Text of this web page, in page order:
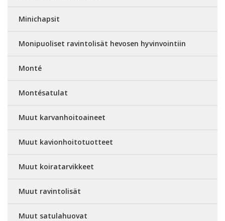
Minichapsit
Monipuoliset ravintolisät hevosen hyvinvointiin
Monté
Montésatulat
Muut karvanhoitoaineet
Muut kavionhoitotuotteet
Muut koiratarvikkeet
Muut ravintolisät
Muut satulahuovat